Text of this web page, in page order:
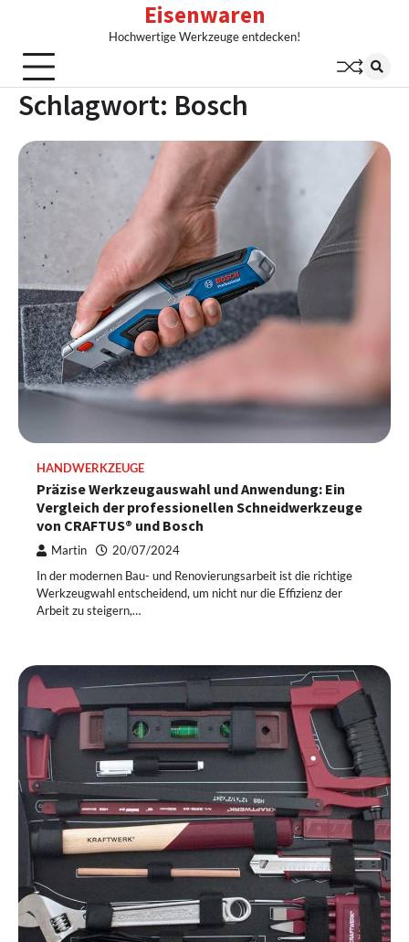
content
Eisenwaren
Hochwertige Werkzeuge entdecken!
Schlagwort: Bosch
HANDWERKZEUGE
Präzise Werkzeugauswahl und Anwendung: Ein
Vergleich der professionellen Schneidwerkzeuge
von CRAFTUS® und Bosch
Martin 20/07/2024
In der modernen Bau- und Renovierungsarbeit ist die richtige
Werkzeugwahl entscheidend, um nicht nur die Effizienz der
Arbeit zu steigern,…